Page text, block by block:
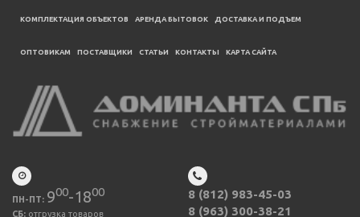
КОМПЛЕКТАЦИЯ ОБЪЕКТОВ АРЕНДА БЫТОВОК ДОСТАВКА И ПОДЪЕМ
ОПТОВИКАМ ПОСТАВЩИКИ CТАТЬИ КОНТАКТЫ КАРТА САЙТА
ПН-ПТ: 900-1800
СБ: отгрузка товаров
8 (812) 983-45-03
8 (963) 300-38-21